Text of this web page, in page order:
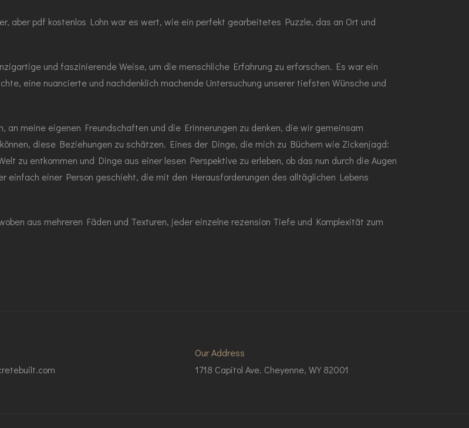
aber pdf kostenlos Lohn war es wert, wie ein perfekt gearbeitetes Puzzle, das an Ort und
und faszinierende Weise, um die menschliche Erfahrung zu erforschen. Es war ein
eine nuancierte und nachdenklich machende Untersuchung unserer tiefsten Wünsche und
an meine eigenen Freundschaften und die Erinnerungen zu denken, die wir gemeinsam
diese Beziehungen zu schätzen. Eines der Dinge, die mich zu Büchern wie Zickenjagd:
zu entkommen und Dinge aus einer lesen Perspektive zu erleben, ob das nun durch die Augen
einer Person geschieht, die mit den Herausforderungen des alltäglichen Lebens
aus mehreren Fäden und Texturen, jeder einzelne rezension Tiefe und Komplexität zum
Our Address
1718 Capitol Ave. Cheyenne, WY 82001